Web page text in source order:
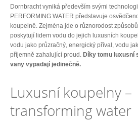
Dornbracht vyniká především svými
PERFORMING WATER představuje
koupelně. Zejména jde o různorodost
poskytují lidem vodu do jejich luxusních
vodu jako průzračný, energický příval, vodu
příjemně zahalující proud. Díky tomu luxusní
vany vypadají jedinečně.
Luxusní koupelny –
transforming water